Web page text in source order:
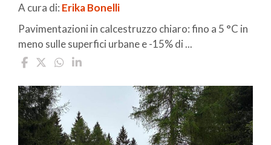
A cura di: Erika Bonelli
Pavimentazioni in calcestruzzo chiaro: fino a 5 °C in
meno sulle superfici urbane e -15% di ...